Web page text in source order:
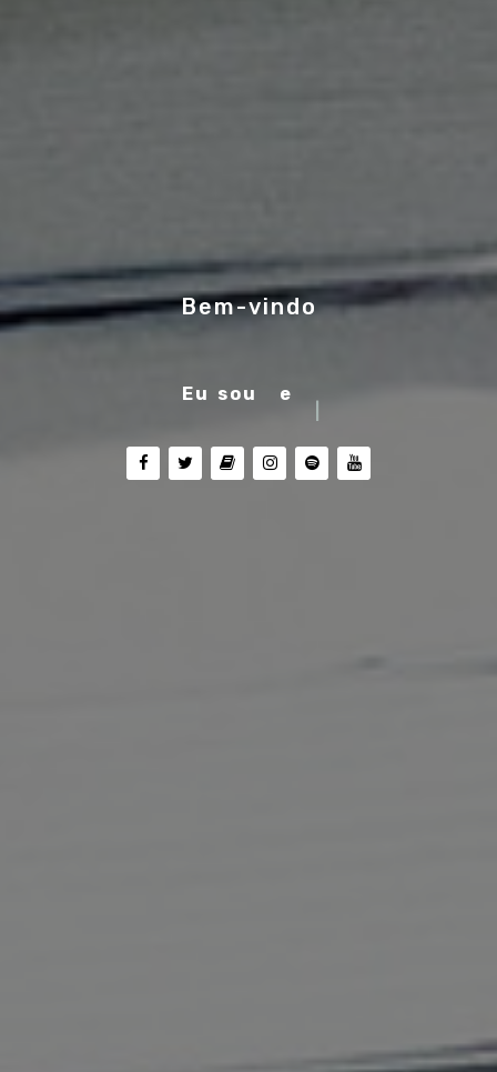
Bem-vindo
Eu sou
músico